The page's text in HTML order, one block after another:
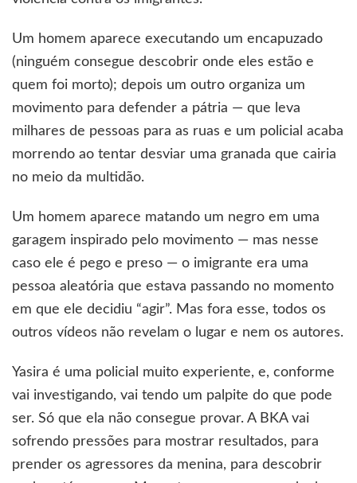
Um homem aparece executando um encapuzado
(ninguém consegue descobrir onde eles estão e
quem foi morto); depois um outro organiza um
movimento para defender a pátria — que leva
milhares de pessoas para as ruas e um policial acaba
morrendo ao tentar desviar uma granada que cairia
no meio da multidão.
Um homem aparece matando um negro em uma
garagem inspirado pelo movimento — mas nesse
caso ele é pego e preso — o imigrante era uma
pessoa aleatória que estava passando no momento
em que ele decidiu “agir”. Mas fora esse, todos os
outros vídeos não revelam o lugar e nem os autores.
Yasira é uma policial muito experiente, e, conforme
vai investigando, vai tendo um palpite do que pode
ser. Só que ela não consegue provar. A BKA vai
sofrendo pressões para mostrar resultados, para
prender os agressores da menina, para descobrir